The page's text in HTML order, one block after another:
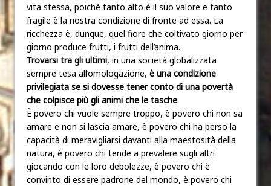
vita stessa, poiché tanto alto è il suo valore e tanto
fragile è la nostra condizione di fronte ad essa. La
ricchezza è, dunque, quel fiore che coltivato giorno per
giorno produce frutti, i frutti dell’anima.
Trovarsi tra gli ultimi, in una società globalizzata
sempre tesa all’omologazione, è una condizione
privilegiata se si dovesse tener conto di una povertà
che colpisce più gli animi che le tasche.
È povero chi vuole sempre troppo, è povero chi non sa
amare e non si lascia amare, è povero chi ha perso la
capacità di meravigliarsi davanti alla maestosità della
natura, è povero chi tende a prevalere sugli altri
giocando con le loro debolezze, è povero chi è
convinto di essere padrone del mondo, è povero chi